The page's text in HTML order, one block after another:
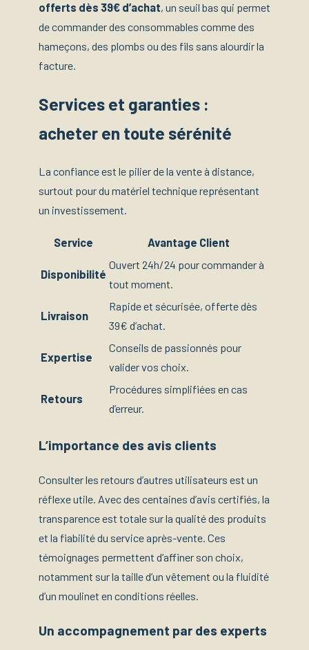
offerts dès 39€ d’achat, un seuil bas qui permet
de commander des consommables comme des
hameçons, des plombs ou des fils sans alourdir la
facture.
Services et garanties :
acheter en toute sérénité
La confiance est le pilier de la vente à distance,
surtout pour du matériel technique représentant
un investissement.
Service Avantage Client
Disponibilité
Ouvert 24h/24 pour commander à
tout moment.
Livraison
Rapide et sécurisée, offerte dès
39€ d’achat.
Expertise
Conseils de passionnés pour
valider vos choix.
Retours
Procédures simplifiées en cas
d’erreur.
L’importance des avis clients
Consulter les retours d’autres utilisateurs est un
réflexe utile. Avec des centaines d’avis certifiés, la
transparence est totale sur la qualité des produits
et la fiabilité du service après-vente. Ces
témoignages permettent d’affiner son choix,
notamment sur la taille d’un vêtement ou la fluidité
d’un moulinet en conditions réelles.
Un accompagnement par des experts